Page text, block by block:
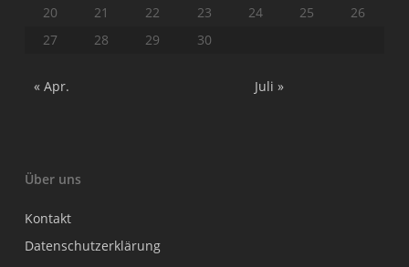
20
21 22 23 24 25
26
27
28 29 30
« Apr. Juli »
Über uns
Kontakt
Datenschutzerklärung